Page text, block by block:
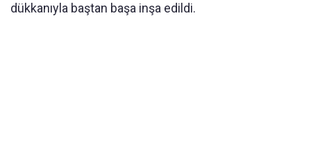
dükkanıyla baştan başa inşa edildi.